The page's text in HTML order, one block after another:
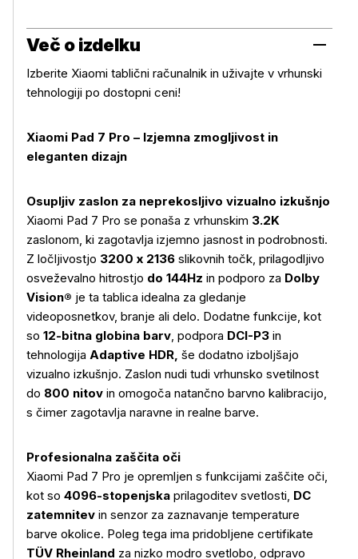
Več o izdelku
Izberite Xiaomi tablični računalnik in uživajte v vrhunski
tehnologiji po dostopni ceni!
Xiaomi Pad 7 Pro – Izjemna zmogljivost in
eleganten dizajn
Osupljiv zaslon za neprekosljivo vizualno izkušnjo
Xiaomi Pad 7 Pro se ponaša z vrhunskim 3.2K
zaslonom, ki zagotavlja izjemno jasnost in podrobnosti.
Z ločljivostjo 3200 x 2136 slikovnih točk, prilagodljivo
osveževalno hitrostjo do 144Hz in podporo za Dolby
Vision® je ta tablica idealna za gledanje
videoposnetkov, branje ali delo. Dodatne funkcije, kot
so 12-bitna globina barv, podpora DCI-P3 in
tehnologija Adaptive HDR, še dodatno izboljšajo
vizualno izkušnjo. Zaslon nudi tudi vrhunsko svetilnost
do 800 nitov in omogoča natančno barvno kalibracijo,
s čimer zagotavlja naravne in realne barve.
Profesionalna zaščita oči
Xiaomi Pad 7 Pro je opremljen s funkcijami zaščite oči,
kot so 4096-stopenjska prilagoditev svetlosti, DC
zatemnitev in senzor za zaznavanje temperature
barve okolice. Poleg tega ima pridobljene certifikate
TÜV Rheinland za nizko modro svetlobo, odpravo